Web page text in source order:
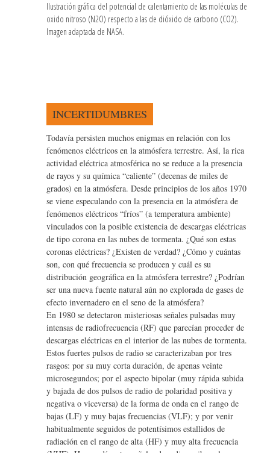
Ilustración gráfica del potencial de calentamiento de las moléculas de
oxido nitroso (N2O) respecto a las de dióxido de carbono (CO2).
Imagen adaptada de NASA.
INCERTIDUMBRES
Todavía persisten muchos enigmas en relación con los
fenómenos eléctricos en la atmósfera terrestre. Así, la rica
actividad eléctrica atmosférica no se reduce a la presencia
de rayos y su química “caliente” (decenas de miles de
grados) en la atmósfera. Desde principios de los años 1970
se viene especulando con la presencia en la atmósfera de
fenómenos eléctricos “fríos” (a temperatura ambiente)
vinculados con la posible existencia de descargas eléctricas
de tipo corona en las nubes de tormenta. ¿Qué son estas
coronas eléctricas? ¿Existen de verdad? ¿Cómo y cuántas
son, con qué frecuencia se producen y cuál es su
distribución geográfica en la atmósfera terrestre? ¿Podrían
ser una nueva fuente natural aún no explorada de gases de
efecto invernadero en el seno de la atmósfera?
En 1980 se detectaron misteriosas señales pulsadas muy
intensas de radiofrecuencia (RF) que parecían proceder de
descargas eléctricas en el interior de las nubes de tormenta.
Estos fuertes pulsos de radio se caracterizaban por tres
rasgos: por su muy corta duración, de apenas veinte
microsegundos; por el aspecto bipolar (muy rápida subida
y bajada de dos pulsos de radio de polaridad positiva y
negativa o viceversa) de la forma de onda en el rango de
bajas (LF) y muy bajas frecuencias (VLF); y por venir
habitualmente seguidos de potentísimos estallidos de
radiación en el rango de alta (HF) y muy alta frecuencia